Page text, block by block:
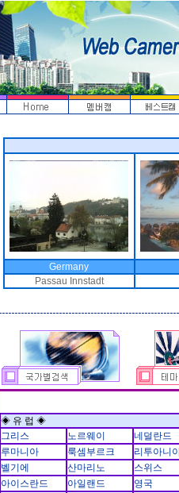
Germany
Passau Innstadt
◈ 유 럽 ◈
그리스
노르웨이
네덜란드
루마니아
룩셈부르크
리투아니
벨기에
산마리노
스위스
아이스란드
아일랜드
영국